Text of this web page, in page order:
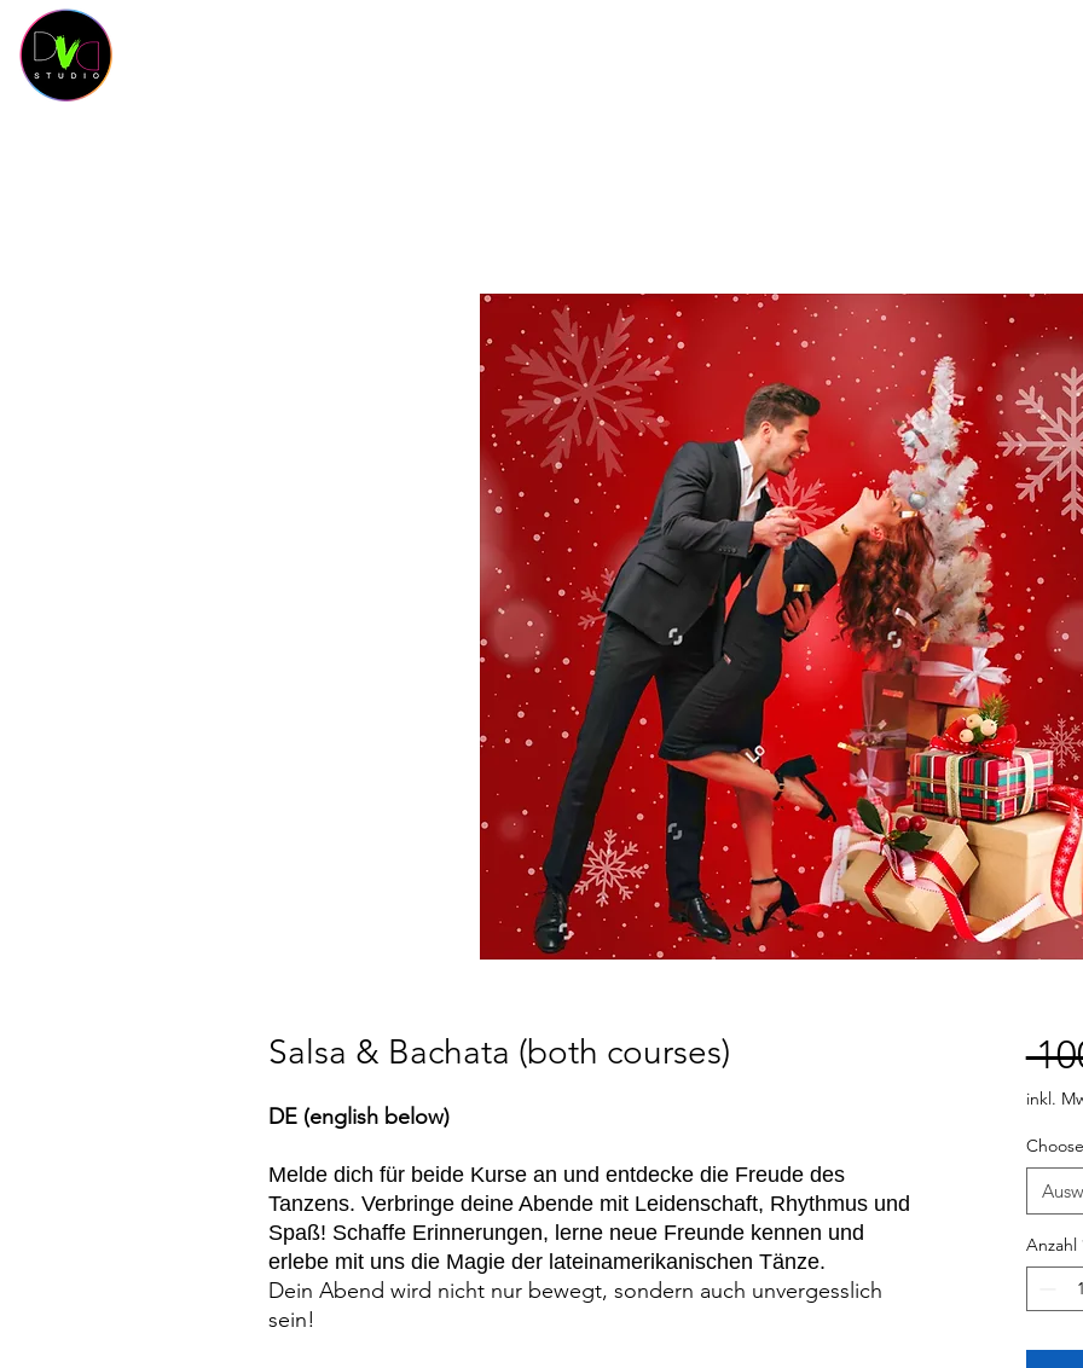
Salsa & Bachata (both courses)
DE (english below)
Melde dich für beide Kurse an und entdecke die Freude des
Tanzens. Verbringe deine Abende mit Leidenschaft, Rhythmus und
Spaß! Schaffe Erinnerungen, lerne neue Freunde kennen und
erlebe mit uns die Magie der lateinamerikanischen Tänze.
Dein Abend wird nicht nur bewegt, sondern auch unvergesslich
sein!
inkl.
Anzahl